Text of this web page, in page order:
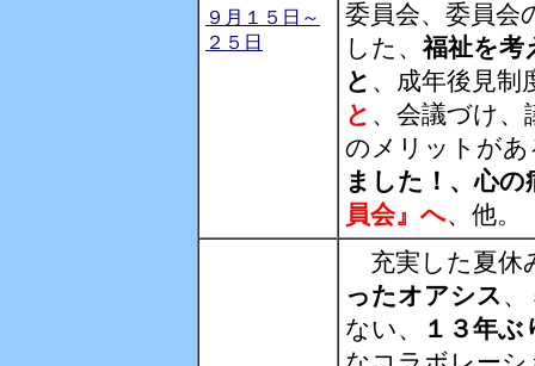
９月１５日～
２５日
委員会、委員会
した、福祉を考
と 、成年後見制
と 、会議づけ
のメリットがあ
ました！、心
員会』へ、他。
充実した夏休
ったオアシス
ない、
１３年ぶ